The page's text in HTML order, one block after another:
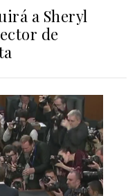
a Sheryl
de